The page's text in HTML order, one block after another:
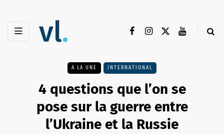
A LA UNE INTERNATIONAL
4 questions que l’on se
pose sur la guerre entre
l’Ukraine et la Russie